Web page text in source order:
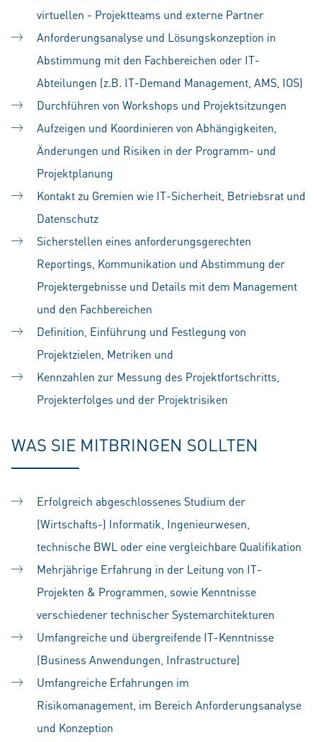
virtuellen - Projektteams und externe Partner
Anforderungsanalyse und Lösungskonzeption in
Abstimmung mit den Fachbereichen oder IT-
Abteilungen (z.B. IT-Demand Management, AMS, IOS)
Durchführen von Workshops und Projektsitzungen
Aufzeigen und Koordinieren von Abhängigkeiten,
Änderungen und Risiken in der Programm- und
Projektplanung
Kontakt zu Gremien wie IT-Sicherheit, Betriebsrat und
Datenschutz
Sicherstellen eines anforderungsgerechten
Reportings, Kommunikation und Abstimmung der
Projektergebnisse und Details mit dem Management
und den Fachbereichen
Definition, Einführung und Festlegung von
Projektzielen, Metriken und
Kennzahlen zur Messung des Projektfortschritts,
Projekterfolges und der Projektrisiken
WAS SIE MITBRINGEN SOLLTEN
Erfolgreich abgeschlossenes Studium der
(Wirtschafts-) Informatik, Ingenieurwesen,
technische BWL oder eine vergleichbare Qualifikation
Mehrjährige Erfahrung in der Leitung von IT-
Projekten & Programmen, sowie Kenntnisse
verschiedener technischer Systemarchitekturen
Umfangreiche und übergreifende IT-Kenntnisse
(Business Anwendungen, Infrastructure)
Umfangreiche Erfahrungen im
Risikomanagement, im Bereich Anforderungsanalyse
und Konzeption